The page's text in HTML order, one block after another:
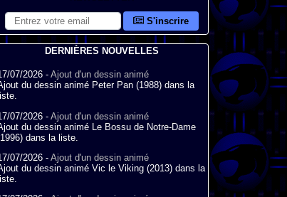
S'inscrire
DERNIÈRES NOUVELLES
07/2026 - Ajout d'un dessin animé
du dessin animé Peter Pan (1988) dans la
liste.
07/2026 - Ajout d'un dessin animé
du dessin animé Le Bossu de Notre-Dame
dans la liste.
07/2026 - Ajout d'un dessin animé
du dessin animé Vic le Viking (2013) dans la
liste.